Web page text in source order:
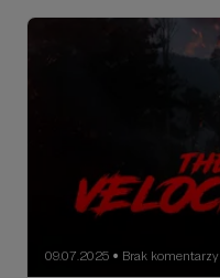
09.07.2025 ● Brak komentarzy